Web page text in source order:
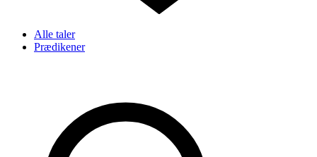
Alle taler
Prædikener